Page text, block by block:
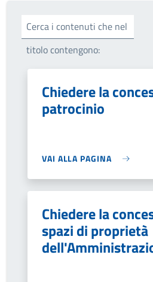
Cerca i contenuti che nel
titolo contengono:
Chiedere la
patrocinio
VAI ALLA PAGINA
Chiedere la
spazi di proprietà